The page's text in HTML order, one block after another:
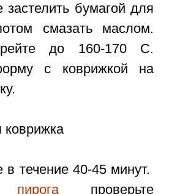
бумагой для
смазать маслом.
до 160-170 С.
с коврижкой на
в течение 40-45 минут.
пирогапроверьте